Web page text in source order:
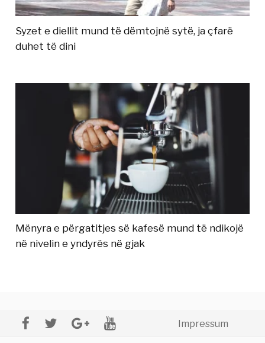
Syzet e diellit mund të dëmtojnë sytë, ja çfarë
duhet të dini
Mënyra e përgatitjes së kafesë mund të ndikojë
në nivelin e yndyrës në gjak
Impressum